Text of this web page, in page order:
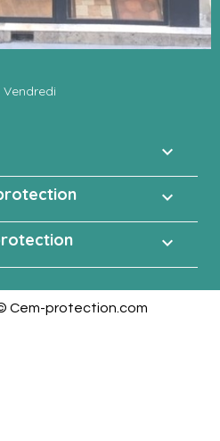
Vendredi



Cem-protection.com